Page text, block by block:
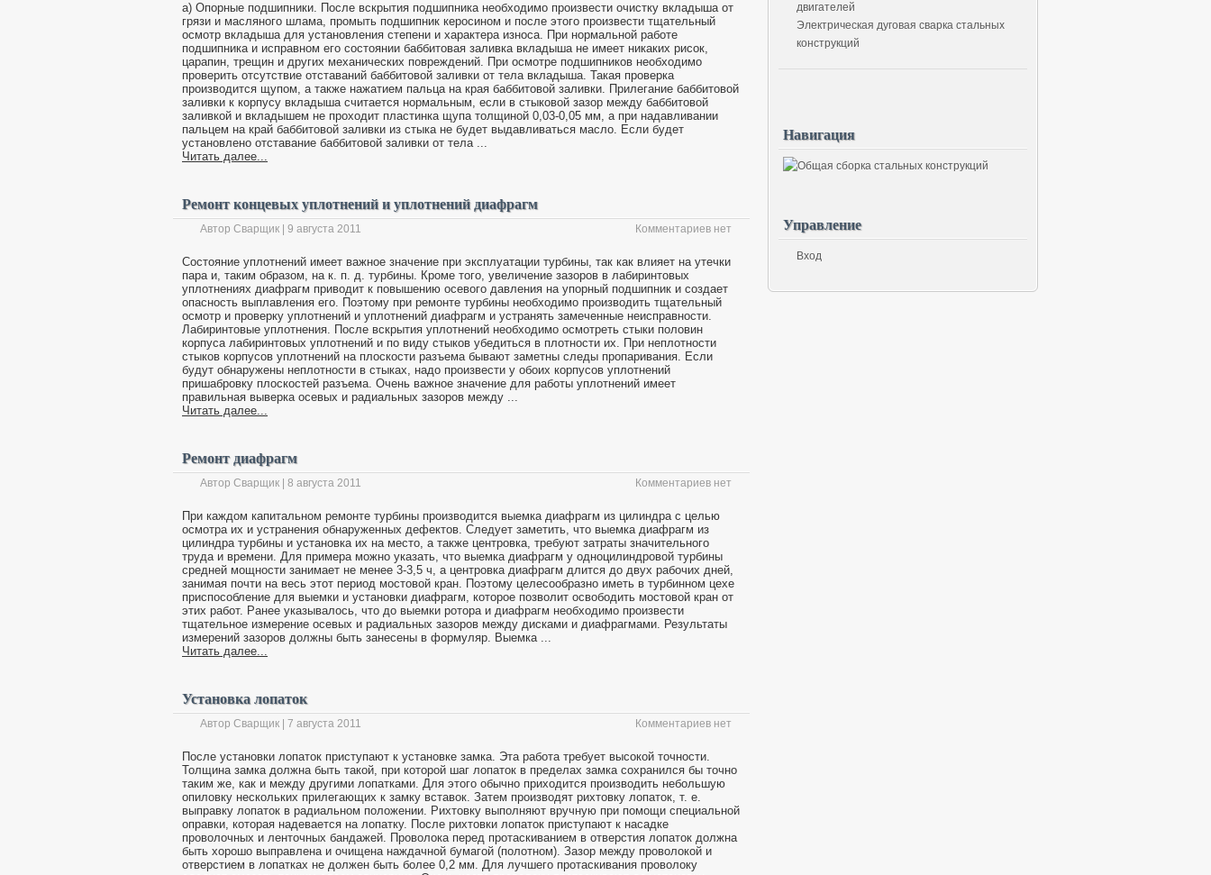
а) Опорные подшипники. После вскрытия подшипника необходимо произвести очистку вкладыша от
грязи и масляного шлама, промыть подшипник керосином и после этого произвести тщательный
осмотр вкладыша для установления степени и характера износа. При нормальной работе
подшипника и исправном его состоянии баббитовая заливка вкладыша не имеет никаких рисок,
царапин, трещин и других механических повреждений. При осмотре подшипников необходимо
проверить отсутствие отставаний баббитовой заливки от тела вкладыша. Такая проверка
производится щупом, а также нажатием пальца на края баббитовой заливки. Прилегание баббитовой
заливки к корпусу вкладыша считается нормальным, если в стыковой зазор между баббитовой
заливкой и вкладышем не проходит пластинка щупа толщиной 0,03-0,05 мм, а при надавливании
пальцем на край баббитовой заливки из стыка не будет выдавливаться масло. Если будет
установлено отставание баббитовой заливки от тела ...
Читать далее...
Ремонт концевых уплотнений и уплотнений диафрагм
Автор Сварщик | 9 августа 2011 Комментариев нет
Состояние уплотнений имеет важное значение при эксплуатации турбины, так как влияет на утечки
пара и, таким образом, на к. п. д. турбины. Кроме того, увеличение зазоров в лабиринтовых
уплотнениях диафрагм приводит к повышению осевого давления на упорный подшипник и создает
опасность выплавления его. Поэтому при ремонте турбины необходимо производить тщательный
осмотр и проверку уплотнений и уплотнений диафрагм и устранять замеченные неисправности.
Лабиринтовые уплотнения. После вскрытия уплотнений необходимо осмотреть стыки половин
корпуса лабиринтовых уплотнений и по виду стыков убедиться в плотности их. При неплотности
стыков корпусов уплотнений на плоскости разъема бывают заметны следы пропаривания. Если
будут обнаружены неплотности в стыках, надо произвести у обоих корпусов уплотнений
пришабровку плоскостей разъема. Очень важное значение для работы уплотнений имеет
правильная выверка осевых и радиальных зазоров между ...
Читать далее...
Ремонт диафрагм
Автор Сварщик | 8 августа 2011 Комментариев нет
При каждом капитальном ремонте турбины производится выемка диафрагм из цилиндра с целью
осмотра их и устранения обнаруженных дефектов. Следует заметить, что выемка диафрагм из
цилиндра турбины и установка их на место, а также центровка, требуют затраты значительного
труда и времени. Для примера можно указать, что выемка диафрагм у одноцилиндровой турбины
средней мощности занимает не менее 3-3,5 ч, а центровка диафрагм длится до двух рабочих дней,
занимая почти на весь этот период мостовой кран. Поэтому целесообразно иметь в турбинном цехе
приспособление для выемки и установки диафрагм, которое позволит освободить мостовой кран от
этих работ. Ранее указывалось, что до выемки ротора и диафрагм необходимо произвести
тщательное измерение осевых и радиальных зазоров между дисками и диафрагмами. Результаты
измерений зазоров должны быть занесены в формуляр. Выемка ...
Читать далее...
Установка лопаток
Автор Сварщик | 7 августа 2011 Комментариев нет
После установки лопаток приступают к установке замка. Эта работа требует высокой точности.
Толщина замка должна быть такой, при которой шаг лопаток в пределах замка сохранился бы точно
таким же, как и между другими лопатками. Для этого обычно приходится производить небольшую
опиловку нескольких прилегающих к замку вставок. Затем производят рихтовку лопаток, т. е.
выправку лопаток в радиальном положении. Рихтовку выполняют вручную при помощи специальной
оправки, которая надевается на лопатку. После рихтовки лопаток приступают к насадке
проволочных и ленточных бандажей. Проволока перед протаскиванием в отверстия лопаток должна
быть хорошо выправлена и очищена наждачной бумагой (полотном). Зазор между проволокой и
отверстием в лопатках не должен быть более 0,2 мм. Для лучшего протаскивания проволоку
двигателей
Электрическая дуговая сварка стальных
конструкций
Навигация
Управление
Вход